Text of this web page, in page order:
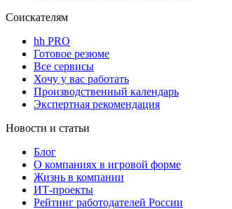
Соискателям
hh PRO
Готовое резюме
Все сервисы
Хочу у вас работать
Производственный календарь
Экспертная рекомендация
Новости и статьи
Блог
О компаниях в игровой форме
Жизнь в компании
ИТ-проекты
Рейтинг работодателей России